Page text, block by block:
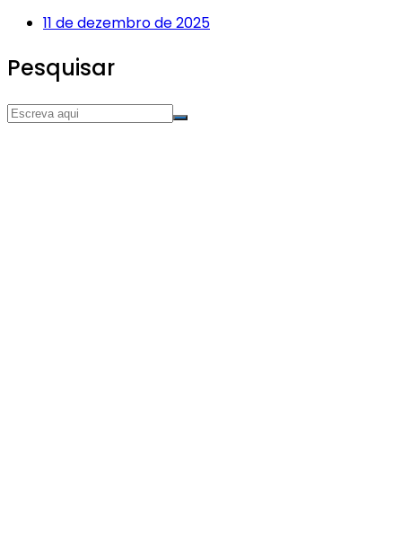
11 de dezembro de 2025
Pesquisar